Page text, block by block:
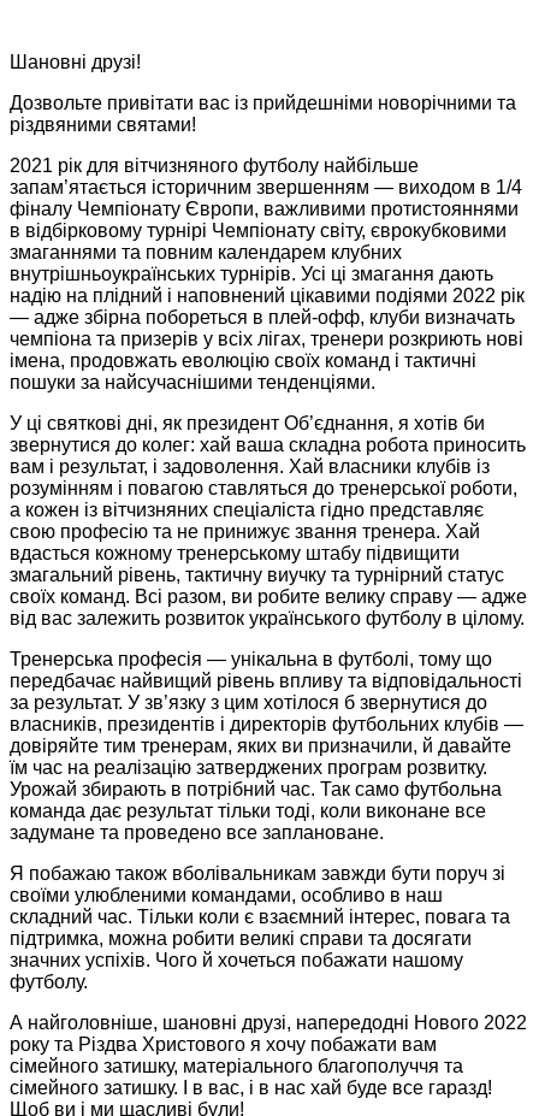
Шановні друзі!
Дозвольте привітати вас із прийдешніми новорічними та
різдвяними святами!
2021 рік для вітчизняного футболу найбільше
запам’ятається історичним звершенням — виходом в 1/4
фіналу Чемпіонату Європи, важливими протистояннями
в відбірковому турнірі Чемпіонату світу, єврокубковими
змаганнями та повним календарем клубних
внутрішньоукраїнських турнірів. Усі ці змагання дають
надію на плідний і наповнений цікавими подіями 2022 рік
— адже збірна побореться в плей-офф, клуби визначать
чемпіона та призерів у всіх лігах, тренери розкриють нові
імена, продовжать еволюцію своїх команд і тактичні
пошуки за найсучаснішими тенденціями.
У ці святкові дні, як президент Об’єднання, я хотів би
звернутися до колег: хай ваша складна робота приносить
вам і результат, і задоволення. Хай власники клубів із
розумінням і повагою ставляться до тренерської роботи,
а кожен із вітчизняних спеціаліста гідно представляє
свою професію та не принижує звання тренера. Хай
вдасться кожному тренерському штабу підвищити
змагальний рівень, тактичну виучку та турнірний статус
своїх команд. Всі разом, ви робите велику справу — адже
від вас залежить розвиток українського футболу в цілому.
Тренерська професія — унікальна в футболі, тому що
передбачає найвищий рівень впливу та відповідальності
за результат. У зв’язку з цим хотілося б звернутися до
власників, президентів і директорів футбольних клубів —
довіряйте тим тренерам, яких ви призначили, й давайте
їм час на реалізацію затверджених програм розвитку.
Урожай збирають в потрібний час. Так само футбольна
команда дає результат тільки тоді, коли виконане все
задумане та проведено все заплановане.
Я побажаю також вболівальникам завжди бути поруч зі
своїми улюбленими командами, особливо в наш
складний час. Тільки коли є взаємний інтерес, повага та
підтримка, можна робити великі справи та досягати
значних успіхів. Чого й хочеться побажати нашому
футболу.
А найголовніше, шановні друзі, напередодні Нового 2022
року та Різдва Христового я хочу побажати вам
сімейного затишку, матеріального благополуччя та
сімейного затишку. І в вас, і в нас хай буде все гаразд!
Щоб ви і ми щасливі були!